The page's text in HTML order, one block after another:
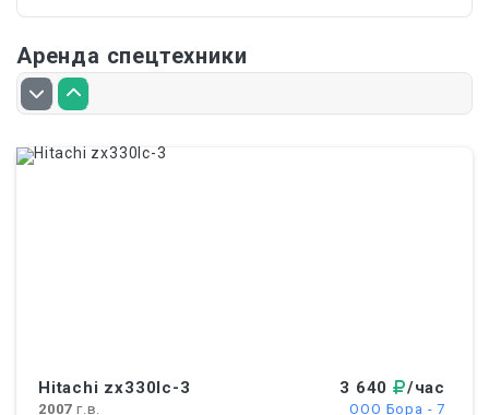
Аренда спецтехники
Hitachi zx330lc-3 3 640 /час
2007 г.в. ООО Бора - 7